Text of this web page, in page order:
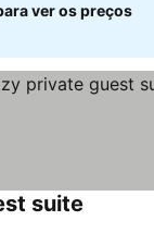
ver os preços
suite